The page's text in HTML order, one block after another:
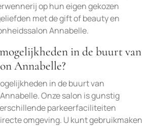
op hun eigen gekozen
met de gift of beauty en
Annabelle.
in de buurt van
Annabelle?
in de buurt van
Onze salon is gunstig
parkeerfaciliteiten
omgeving. U kunt gebruikmaken